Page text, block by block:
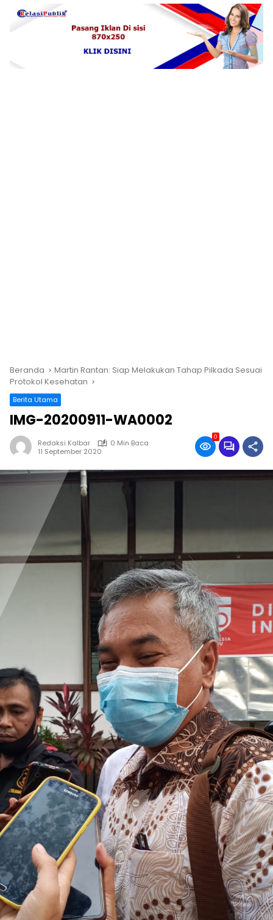
Beranda
Martin Rantan: Siap Melakukan Tahap Pilkada Sesuai
Protokol Kesehatan
Berita Utama
IMG-20200911-WA0002
Redaksi Kalbar
0 Min Baca
11 September 2020
0